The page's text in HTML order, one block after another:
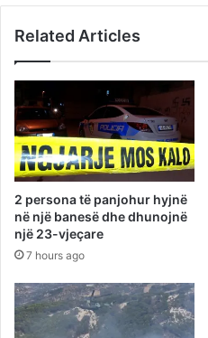
Related Articles
2 persona të panjohur hyjnë
në një banesë dhe dhunojnë
një 23-vjeçare
7 hours ago